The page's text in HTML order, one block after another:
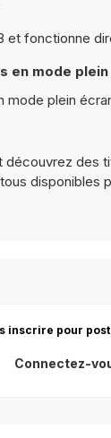
fonctionne
en mode
plein
découvrez des
disponibles
inscrire pour
Connectez-